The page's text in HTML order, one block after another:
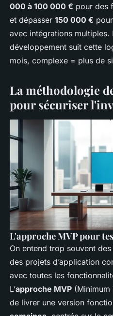
000 à 100 000 € pour des
et dépasser 150 000 €
avec intégrations multiples.
développement suit cette
mois, complexe = plus de
La méthodologie
pour sécuriser
L'approche MVP pour
On entend trop souvent
des projets d’application
avec toutes les
L’approche MVP
de livrer une version